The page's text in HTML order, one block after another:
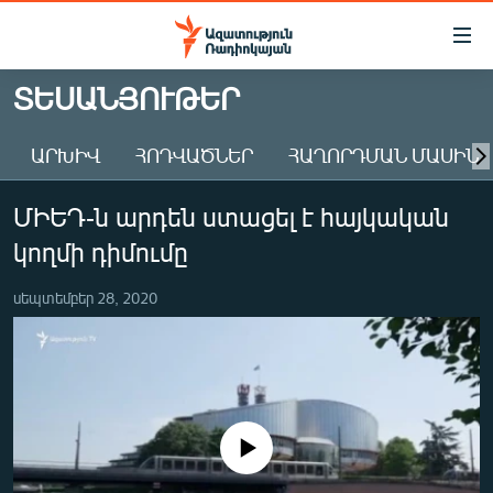
Մատչելիության
Անցնել
հիմնական
Անցնել
հիմնական
մենյուին
Որոնում
ԱԶԱՏՈՒԹՅՈՒՆ TV
ՀԱՅԱՍՏԱՆ
ԸՆՏՐՈՒԹՅՈՒՆՆԵՐ 2026
ԻՐԱՎՈՒՆՔ
ՀԱՍԱՐԱԿՈՒԹՅՈՒՆ
ՏՆՏԵՍՈՒԹՅՈՒՆ
ՊԱՏԵՐԱԶՄԻ 6 ՇԱԲԱԹՆԵՐԸ
ՏԱՐԱԾԱՇՐՋԱՆ
ՏԵՍԱՆՅՈՒԹԵՐ
ԱՐԽԻՎ ՀՈԴՎԱԾՆԵՐ ՀԱՂՈՐԴՄԱՆ ՄԱՍԻՆ
ՄԻԵԴ-ն արդեն ստացել է հայկական
կողմի դիմումը
սեպտեմբեր 28, 2020
No media source currently available